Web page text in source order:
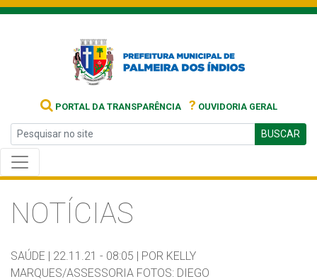
PORTAL DA TRANSPARÊNCIA ? OUVIDORIA GERAL
BUSCAR
NOTÍCIAS
SAÚDE | 22.11.21 - 08:05 | POR KELLY
MARQUES/ASSESSORIA FOTOS: DIEGO